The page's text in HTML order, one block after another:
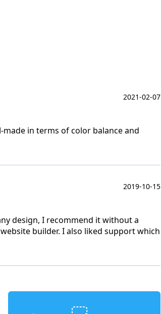
2021-02-07
in terms of color balance and
2019-10-15
design, I recommend it without a
builder. I also liked support which